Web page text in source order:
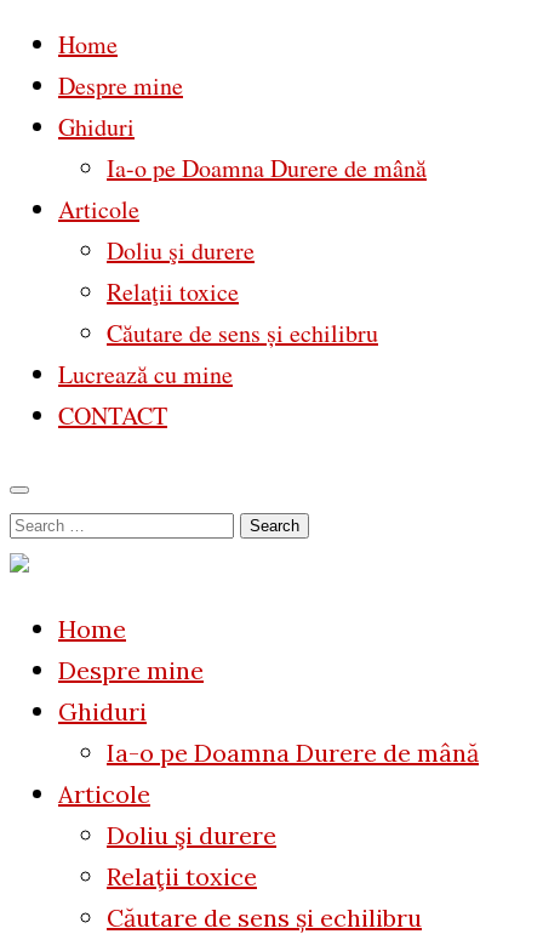
Home
Despre mine
Ghiduri
Ia-o pe Doamna Durere de mână
Articole
Doliu şi durere
Relaţii toxice
Căutare de sens și echilibru
Lucrează cu mine
CONTACT
Skip
to
Search
for:
Home
Despre mine
Ghiduri
Ia-o pe Doamna Durere de mână
Articole
Doliu şi durere
Relaţii toxice
Căutare de sens și echilibru